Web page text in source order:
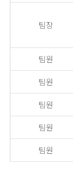
팀장
팀원
팀원
팀원
팀원
팀원